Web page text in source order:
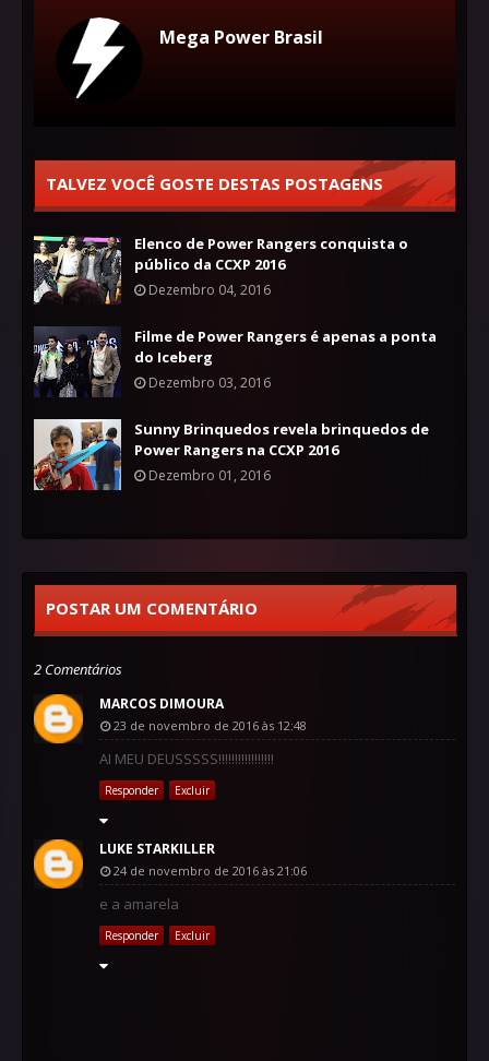
Mega Power Brasil
TALVEZ VOCÊ GOSTE DESTAS POSTAGENS
Elenco de Power Rangers conquista o
público da CCXP 2016
Dezembro 04, 2016
Filme de Power Rangers é apenas a ponta
do Iceberg
Dezembro 03, 2016
Sunny Brinquedos revela brinquedos de
Power Rangers na CCXP 2016
Dezembro 01, 2016
POSTAR UM COMENTÁRIO
2 Comentários
MARCOS DIMOURA
23 de novembro de 2016 às 12:48
AI MEU DEUSSSSS!!!!!!!!!!!!!!!!!
Responder Excluir
LUKE STARKILLER
24 de novembro de 2016 às 21:06
e a amarela
Responder Excluir